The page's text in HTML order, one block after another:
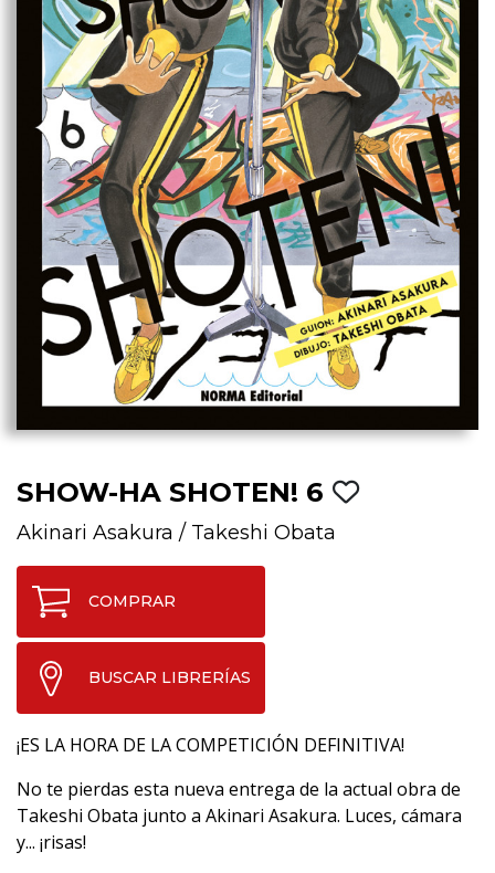
SHOW-HA SHOTEN! 6
Akinari Asakura / Takeshi Obata
COMPRAR
BUSCAR LIBRERÍAS
¡ES LA HORA DE LA COMPETICIÓN DEFINITIVA!
No te pierdas esta nueva entrega de la actual obra de
Takeshi Obata junto a Akinari Asakura. Luces, cámara
y... ¡risas!